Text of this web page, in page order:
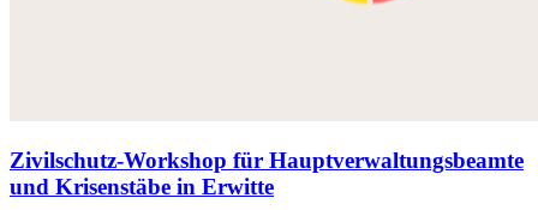
Zivilschutz-Workshop für Hauptverwaltungsbeamte
und Krisenstäbe in Erwitte